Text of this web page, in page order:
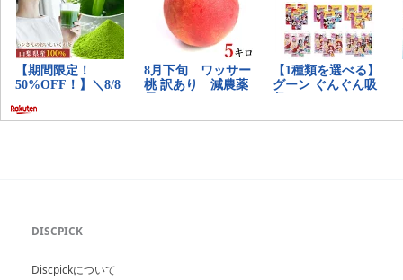
DISCPICK
Discpickについて